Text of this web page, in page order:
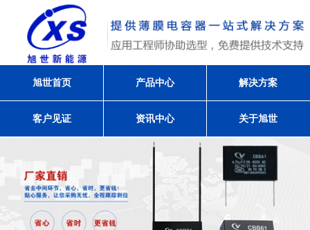
旭世首页 产品中心 解决方案
客户见证 资讯中心 关于旭世